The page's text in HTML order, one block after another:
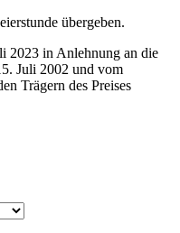
übergeben.
2023 in Anlehnung an die
Juli 2002 und vom
Trägern des Preises